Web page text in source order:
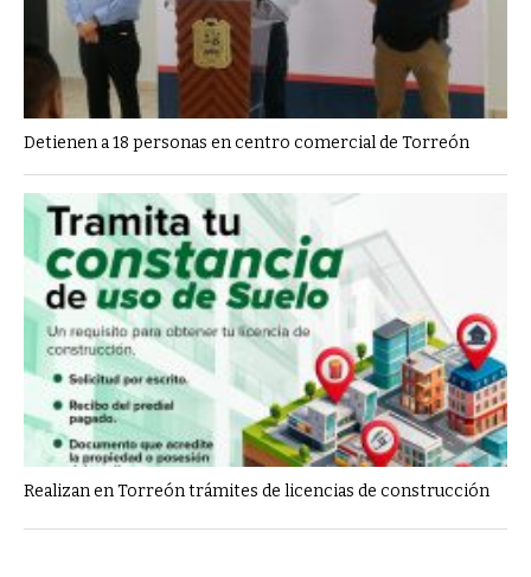
Detienen a 18 personas en centro comercial de Torreón
Realizan en Torreón trámites de licencias de construcción